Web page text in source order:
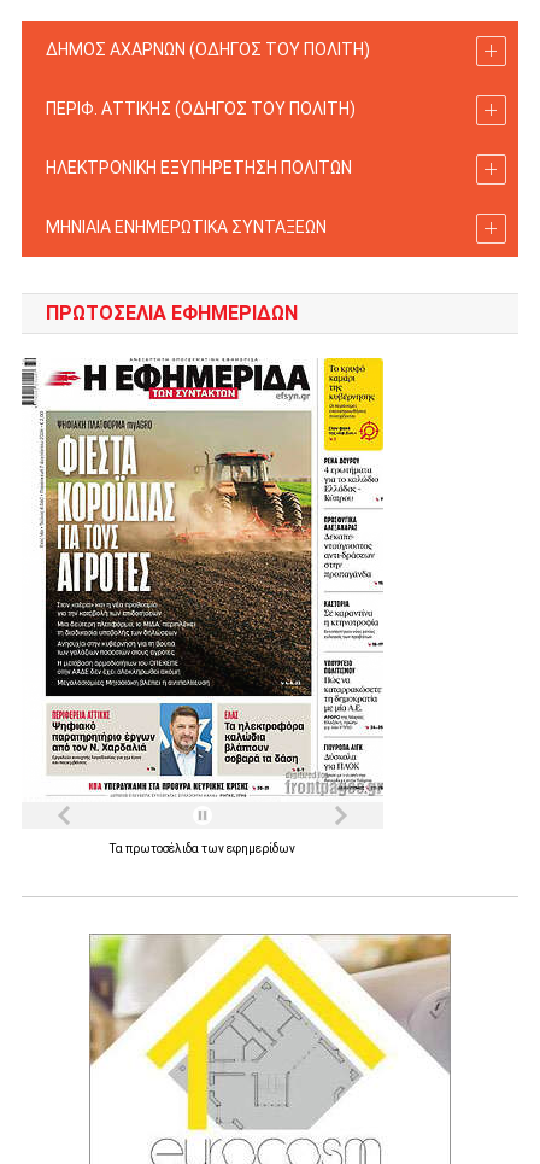
ΔΗΜΟΣ ΑΧΑΡΝΩΝ (ΟΔΗΓΟΣ TOY ΠΟΛΙΤΗ)
ΠΕΡΙΦ. ΑΤΤΙΚΗΣ (ΟΔΗΓΟΣ TOY ΠΟΛΙΤΗ)
ΗΛΕΚΤΡΟΝΙΚΗ ΕΞΥΠΗΡΕΤΗΣΗ ΠΟΛΙΤΩΝ
ΜΗΝΙΑΙΑ ΕΝΗΜΕΡΩΤΙΚΑ ΣΥΝΤΑΞΕΩΝ
ΠΡΩΤΟΣΈΛΙΑ ΕΦΗΜΕΡΊΔΩΝ
Ταπρωτοσέλιδατωνεφημερίδων